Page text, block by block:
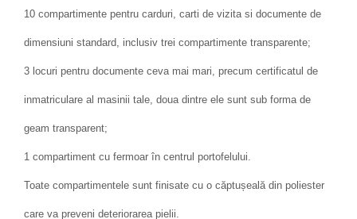
10 compartimente pentru carduri, carti de vizita si documente de
dimensiuni standard, inclusiv trei compartimente transparente;
3 locuri pentru documente ceva mai mari, precum certificatul de
inmatriculare al masinii tale, doua dintre ele sunt sub forma de
geam transparent;
1 compartiment cu fermoar în centrul portofelului.
Toate compartimentele sunt finisate cu o căptușeală din poliester
care va preveni deteriorarea pielii.